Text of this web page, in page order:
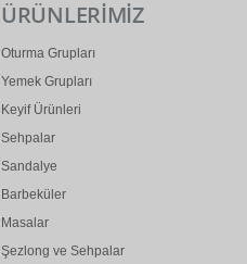
ÜRÜNLERİMİZ
Oturma Grupları
Yemek Grupları
Keyif Ürünleri
Sehpalar
Sandalye
Barbeküler
Masalar
Şezlong ve Sehpalar